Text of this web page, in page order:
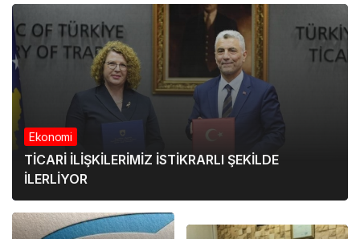
Önemi ve Kullanımı
Ekonomi
TİCARİ İLİŞKİLERİMİZ İSTİKRARLI ŞEKİLDE
İLERLİYOR
Cumhurbaşkanı
terörle mücadele